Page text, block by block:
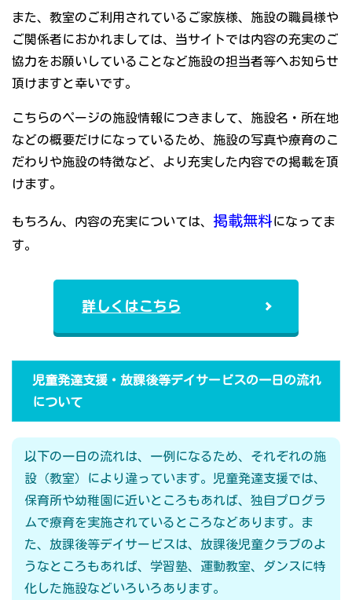
また、教室のご利用されているご家族様、施設の職員様や
ご関係者におかれましては、当サイトでは内容の充実のご
協力をお願いしていることなど施設の担当者等へお知らせ
頂けますと幸いです。
こちらのページの施設情報につきまして、施設名・所在地
などの概要だけになっているため、施設の写真や療育のこ
だわりや施設の特徴など、より充実した内容での掲載を頂
けます。
もちろん、内容の充実については、 掲載無料になってま
す。
詳しくはこちら
児童発達支援・放課後等デイサービスの一日の流れ
について
以下の一日の流れは、一例になるため、それぞれの施
設（教室）により違っています。児童発達支援では、
保育所や幼稚園に近いところもあれば、独自プログラ
ムで療育を実施されているところなどあります。ま
た、放課後等デイサービスは、放課後児童クラブのよ
うなところもあれば、学習塾、運動教室、ダンスに特
化した施設などいろいろあります。